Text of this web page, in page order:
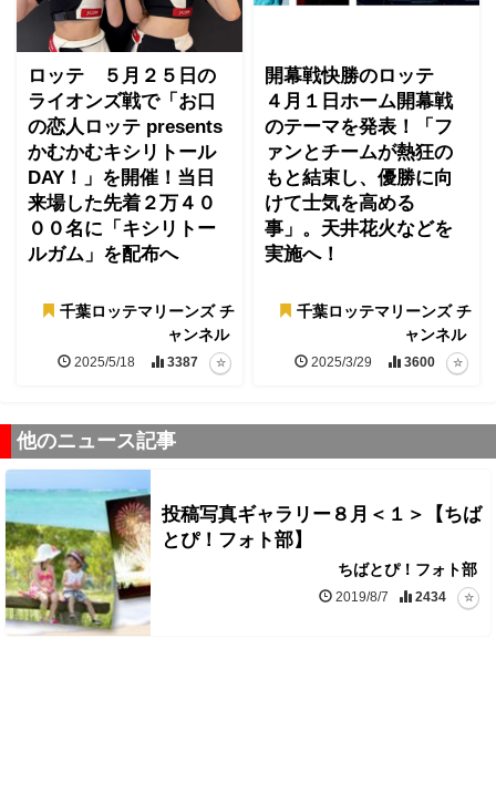
ロッテ ５月２５日の
ライオンズ戦で「お口
の恋人ロッテ presents
かむかむキシリトール
DAY！」を開催！当日
来場した先着２万４０
００名に「キシリトー
ルガム」を配布へ
千葉ロッテマリーンズ チ
ャンネル
2025/5/18 3387
開幕戦快勝のロッテ
４月１日ホーム開幕戦
のテーマを発表！「フ
ァンとチームが熱狂の
もと結束し、優勝に向
けて士気を高める
事」。天井花火などを
実施へ！
千葉ロッテマリーンズ チ
ャンネル
2025/3/29 3600
他のニュース記事
投稿写真ギャラリー８月＜１＞【ちば
とぴ！フォト部】
ちばとぴ！フォト部
2019/8/7 2434